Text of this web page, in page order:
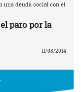
una deuda social con el
paro por la
11/08/2014